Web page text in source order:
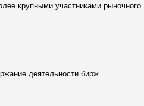
крупными участниками рыночного
деятельности бирж.